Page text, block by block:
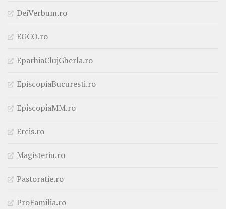
DeiVerbum.ro
EGCO.ro
EparhiaClujGherla.ro
EpiscopiaBucuresti.ro
EpiscopiaMM.ro
Ercis.ro
Magisteriu.ro
Pastoratie.ro
ProFamilia.ro